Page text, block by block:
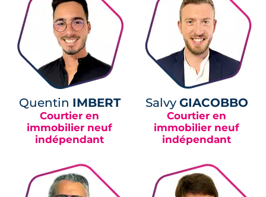
Quentin IMBERT
Courtier en
immobilier neuf
indépendant
Salvy GIACOBBO
Courtier en
immobilier neuf
indépendant